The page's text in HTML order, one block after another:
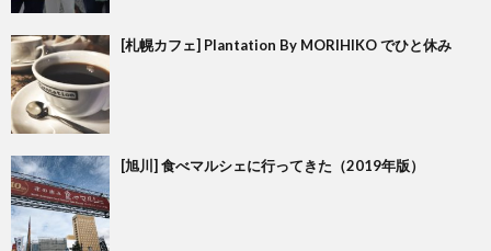
[札幌カフェ] Plantation By MORIHIKO でひと休み
[旭川] 食べマルシェに行ってきた（2019年版）